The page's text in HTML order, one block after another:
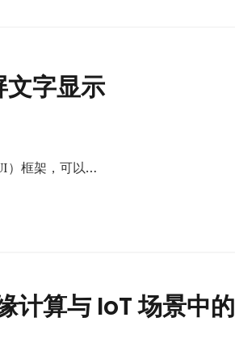
字显示
）框架，可以…
计算与 IoT 场景中的